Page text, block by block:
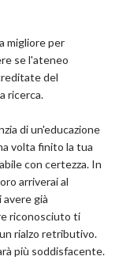
migliore per
se l'ateneo
del
ricerca.
di un'educazione
volta finito la tua
con certezza. In
arriverai al
già
riconosciuto ti
rialzo retributivo.
più soddisfacente.